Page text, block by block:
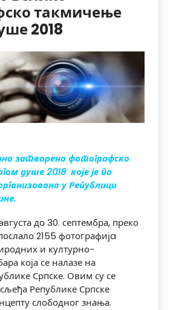
такмичење
2018
затворено фотографско
душе 2018 које је по
у Републици
до 30. септембра, преко
2155 фотографијa
и културно-
која се налазе на
Српске. Овим су се
Републике Српске
слободног знања.